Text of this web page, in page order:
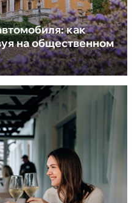
как
на общественном